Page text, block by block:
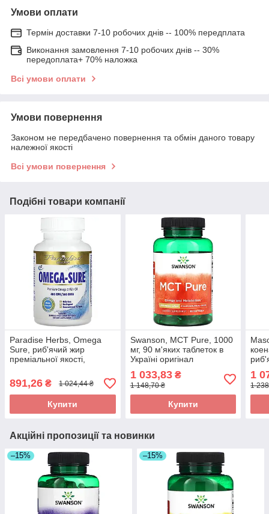
Умови оплати
Термін доставки 7-10 робочих днів -- 100% передплата
Виконання замовлення 7-10 робочих днів -- 30%
передоплата+ 70% наложка
Всі умови оплати
Умови повернення
Законом не передбачено повернення та обмін даного товару
належної якості
Всі умови повернення
Подібні товари компанії
Paradise Herbs, Omega
Sure, риб'ячий жир
преміальної якості,
30 вегетаріанських м'яких
таблеток оригінал
891,26 ₴ 1 024,44 ₴
Купити
Swanson, MCT Pure, 1000
мг, 90 м'яких таблеток в
Україні оригінал
1 033,83₴
1 148,70 ₴
Купити
1
1
Акційні пропозиції та новинки
–15% –15%